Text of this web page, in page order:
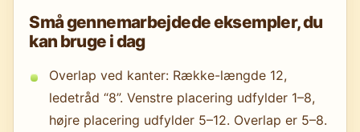
Små gennemarbejdede eksempler, du
kan bruge i dag
Overlap ved kanter: Række-længde 12,
ledetråd “8”. Venstre placering udfylder 1–8,
højre placering udfylder 5–12. Overlap er 5–8.